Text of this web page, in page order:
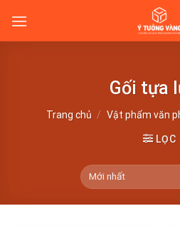
content
Gối tựa
Trang chủ / Vật phẩm văn
LỌC